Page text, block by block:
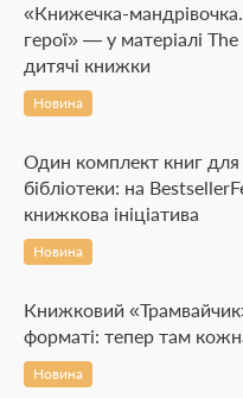
«Книжечка-
герої» — у матеріалі
дитячі книжки
Новина
Один комплект книг
бібліотеки: на
книжкова ініціатива
Новина
Книжковий
форматі: тепер там
Новина